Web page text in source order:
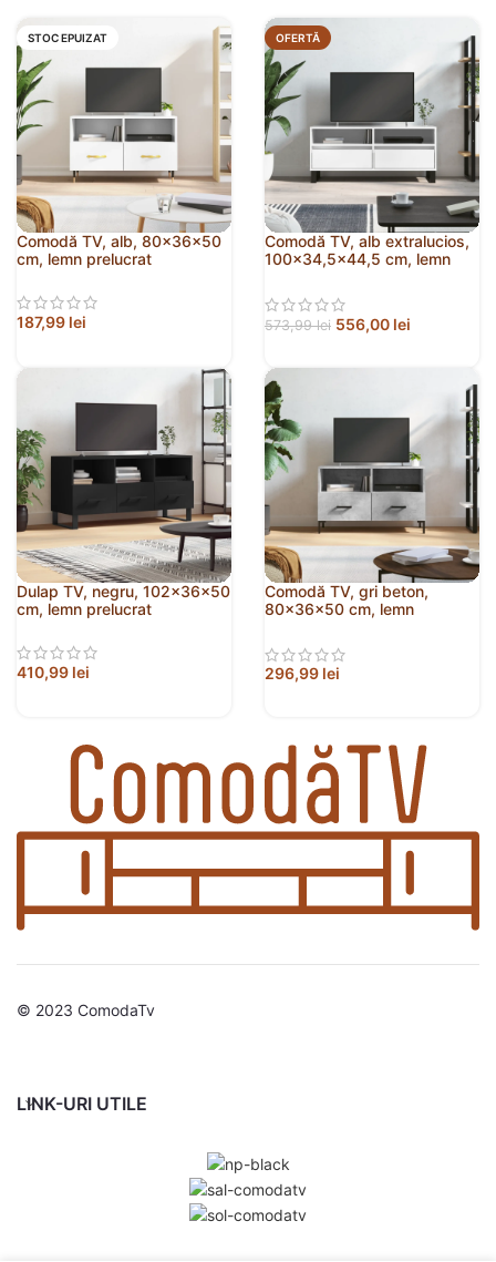
STOC EPUIZAT
Comodă TV, alb, 80x36x50
cm, lemn prelucrat
187,99 lei
OFERTĂ
Comodă TV, alb extralucios,
100×34,5×44,5 cm, lemn
573,99lei 556,00 lei
Dulap TV, negru, 102x36x50
cm, lemn prelucrat
410,99 lei
Comodă TV, gri beton,
80x36x50 cm, lemn
296,99 lei
© 2023 ComodaTv
LINK-URI UTILE